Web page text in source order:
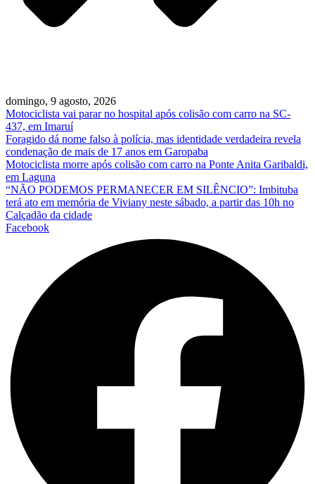
domingo, 9 agosto, 2026
Motociclista vai parar no hospital após colisão com carro na SC-
437, em Imaruí
Foragido dá nome falso à polícia, mas identidade verdadeira revela
condenação de mais de 17 anos em Garopaba
Motociclista morre após colisão com carro na Ponte Anita Garibaldi,
em Laguna
“NÃO PODEMOS PERMANECER EM SILÊNCIO”: Imbituba
terá ato em memória de Viviany neste sábado, a partir das 10h no
Calçadão da cidade
Facebook